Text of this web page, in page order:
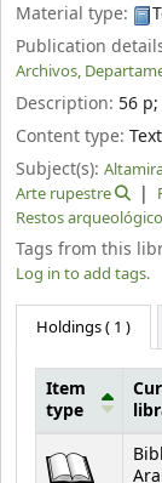
Material type:
Publication
Archivos,
Description: 56 p;
Content type:
Subject(s):
Arte rupestre
Restos
Tags from this
Log in to add tags.
Holdings( 1 )
Item
type